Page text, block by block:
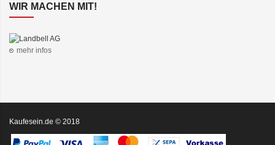
WIR MACHEN MIT!
mehr infos
Kaufesein.de © 2018